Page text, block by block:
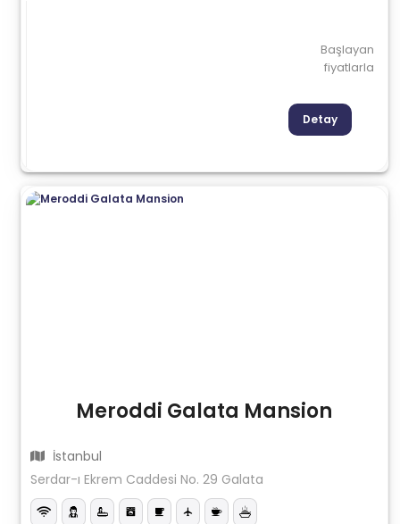
Başlayan
fiyatlarla
Detay
Meroddi Galata Mansion
İstanbul
Serdar-ı Ekrem Caddesi No. 29 Galata